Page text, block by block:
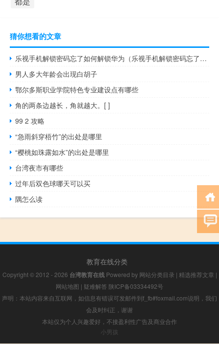
猜你想看的文章
乐视手机解锁密码忘了如何解锁华为（乐视手机解锁密码忘了如何解锁）
男人多大年龄会出现白胡子
鄂尔多斯职业学院特色专业建设点有哪些
角的两条边越长，角就越大。[ ]
99 2 攻略
“急雨斜穿梧竹”的出处是哪里
“樱桃如珠露如水”的出处是哪里
台湾夜市有哪些
过年后双色球哪天可以买
隅怎么读
教育在线分类
Copyright © 2012 - 2026 台湾教育在线Powered by 网站分类目录 | 精选推荐文章 |
网站地图 | 疑难解答 陕ICP备03334492号
声明：本站内容来自互联网，如信息有错误可发邮件到f_fb#foxmail.com说明，我们
会及时纠正，谢谢
本站仅为个人兴趣爱好，不接盈利性广告及商业合作
小男孩